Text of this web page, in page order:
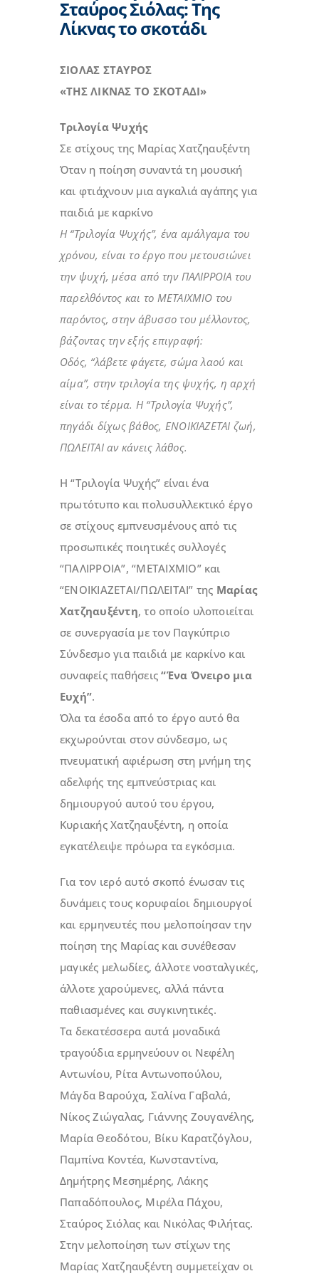
Σταύρος Σιόλας: Της
Λίκνας το σκοτάδι
ΣΙΟΛΑΣ ΣΤΑΥΡΟΣ
«ΤΗΣ ΛΙΚΝΑΣ ΤΟ ΣΚΟΤΑΔΙ»
Τριλογία Ψυχής
Σε στίχους της Μαρίας Χατζηαυξέντη
Όταν η ποίηση συναντά τη μουσική
και φτιάχνουν μια αγκαλιά αγάπης για
παιδιά με καρκίνο
Η “Τριλογία Ψυχής”, ένα αμάλγαμα του
χρόνου, είναι το έργο που μετουσιώνει
την ψυχή, μέσα από την ΠΑΛΙΡΡΟΙΑ του
παρελθόντος και το ΜΕΤΑΙΧΜΙΟ του
παρόντος, στην άβυσσο του μέλλοντος,
βάζοντας την εξής επιγραφή:
Οδός, “λάβετε φάγετε, σώμα λαού και
αίμα”, στην τριλογία της ψυχής, η αρχή
είναι το τέρμα. Η “Τριλογία Ψυχής”,
πηγάδι δίχως βάθος, ΕΝΟΙΚΙΑΖΕΤΑΙ ζωή,
ΠΩΛΕΙΤΑΙ αν κάνεις λάθος.
Η “Τριλογία Ψυχής” είναι ένα
πρωτότυπο και πολυσυλλεκτικό έργο
σε στίχους εμπνευσμένους από τις
προσωπικές ποιητικές συλλογές
“ΠΑΛΙΡΡΟΙΑ”, “ΜΕΤΑΙΧΜΙΟ” και
“ΕΝΟΙΚΙΑΖΕΤΑΙ/ΠΩΛΕΙΤΑΙ” της Μαρίας
Χατζηαυξέντη, το οποίο υλοποιείται
σε συνεργασία με τον Παγκύπριο
Σύνδεσμο για παιδιά με καρκίνο και
συναφείς παθήσεις“Ένα Όνειρο μια
Ευχή”.
Όλα τα έσοδα από το έργο αυτό θα
εκχωρούνται στον σύνδεσμο, ως
πνευματική αφιέρωση στη μνήμη της
αδελφής της εμπνεύστριας και
δημιουργού αυτού του έργου,
Κυριακής Χατζηαυξέντη, η οποία
εγκατέλειψε πρόωρα τα εγκόσμια.
Για τον ιερό αυτό σκοπό ένωσαν τις
δυνάμεις τους κορυφαίοι δημιουργοί
και ερμηνευτές που μελοποίησαν την
ποίηση της Μαρίας και συνέθεσαν
μαγικές μελωδίες, άλλοτε νοσταλγικές,
άλλοτε χαρούμενες, αλλά πάντα
παθιασμένες και συγκινητικές.
Τα δεκατέσσερα αυτά μοναδικά
τραγούδια ερμηνεύουν οι Νεφέλη
Αντωνίου, Ρίτα Αντωνοπούλου,
Μάγδα Βαρούχα, Σαλίνα Γαβαλά,
Νίκος Ζιώγαλας, Γιάννης Ζουγανέλης,
Μαρία Θεοδότου, Βίκυ Καρατζόγλου,
Παμπίνα Κοντέα, Κωνσταντίνα,
Δημήτρης Μεσημέρης, Λάκης
Παπαδόπουλος, Μιρέλα Πάχου,
Σταύρος Σιόλας και Νικόλας Φιλήτας.
Στην μελοποίηση των στίχων της
Μαρίας Χατζηαυξέντη συμμετείχαν οι